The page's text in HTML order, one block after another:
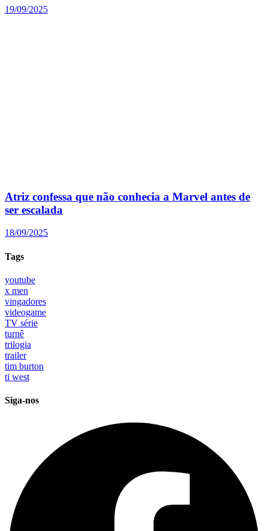
19/09/2025
Atriz confessa que não conhecia a Marvel antes de
ser escalada
18/09/2025
Tags
youtube
x men
vingadores
videogame
TV série
turnê
trilogia
trailer
tim burton
ti west
Siga-nos